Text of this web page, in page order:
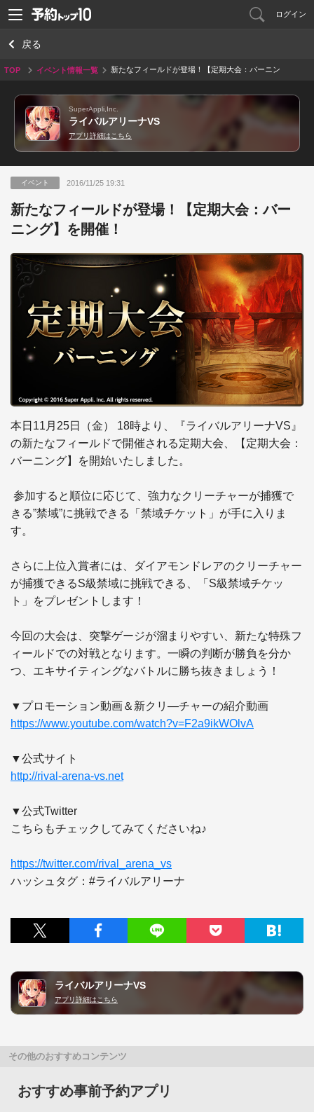
ログイン
戻る
TOP イベント情報一覧
新たなフィールドが登場！【定期大会：バーニン
SuperAppli,Inc.
ライバルアリーナVS
アプリ詳細はこちら
イベント 2016/11/25 19:31
新たなフィールドが登場！【定期大会：バー
ニング】を開催！
本日11月25日（金） 18時より、『ライバルアリーナVS』
の新たなフィールドで開催される定期大会、【定期大会：
バーニング】を開始いたしました。
きる”禁域”に挑戦できる「禁域チケット」が手に入りま
す。
さらに上位入賞者には、ダイアモンドレアのクリーチャー
が捕獲できるS級禁域に挑戦できる、「S級禁域チケッ
ト」をプレゼントします！
今回の大会は、突撃ゲージが溜まりやすい、新たな特殊フ
ィールドでの対戦となります。一瞬の判断が勝負を分か
つ、エキサイティングなバトルに勝ち抜きましょう！
https://www.youtube.com/watch?v=F2a9ikWOlvA
http://rival-arena-vs.net
▼公式Twitter
こちらもチェックしてみてくださいね♪
https://twitter.com/rival_arena_vs
ハッシュタグ：#ライバルアリーナ
ライバルアリーナVS
アプリ詳細はこちら
その他のおすすめコンテンツ
おすすめ事前予約アプリ